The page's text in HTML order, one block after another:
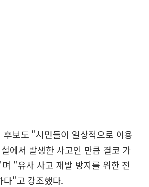
후보도 "시민들이 일상적으로 이용
에서 발생한 사고인 만큼 결코 가
"유사 사고 재발 방지를 위한 전
다"고 강조했다.